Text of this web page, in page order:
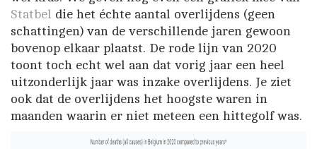
Statbel die het échte aantal overlijdens (geen
schattingen) van de verschillende jaren gewoon
bovenop elkaar plaatst. De rode lijn van 2020
toont toch echt wel aan dat vorig jaar een heel
uitzonderlijk jaar was inzake overlijdens. Je ziet
ook dat de overlijdens het hoogste waren in
maanden waarin er niet meteen een hittegolf was.